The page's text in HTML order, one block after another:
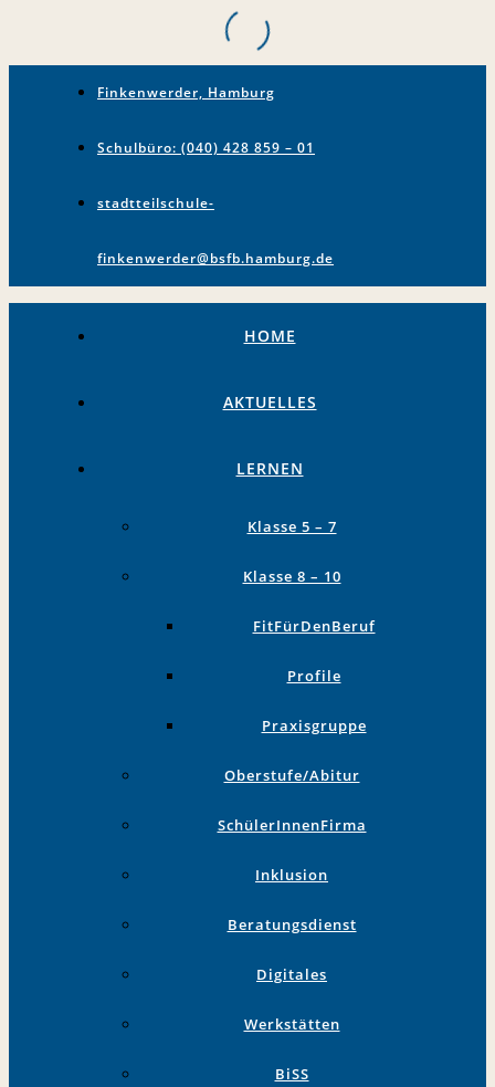
Finkenwerder, Hamburg
Schulbüro: (040) 428 859 – 01
stadtteilschule-
finkenwerder@bsfb.hamburg.de
HOME
AKTUELLES
LERNEN
Klasse 5 – 7
Klasse 8 – 10
FitFürDenBeruf
Profile
Praxisgruppe
Oberstufe/Abitur
SchülerInnenFirma
Inklusion
Beratungsdienst
Digitales
Werkstätten
BiSS